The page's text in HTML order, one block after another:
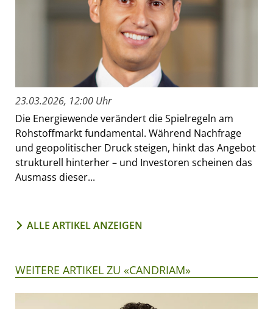
23.03.2026, 12:00 Uhr
Die Energiewende verändert die Spielregeln am
Rohstoffmarkt fundamental. Während Nachfrage
und geopolitischer Druck steigen, hinkt das Angebot
strukturell hinterher – und Investoren scheinen das
Ausmass dieser...
ALLE ARTIKEL ANZEIGEN
WEITERE ARTIKEL ZU «CANDRIAM»